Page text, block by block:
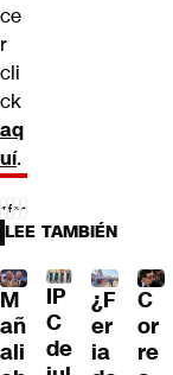
ce
r
cli
ck
aq
uí.
LEE TAMBIÉN
M
añ
ali
IP
C
de
¿F
er
ia
C
or
re